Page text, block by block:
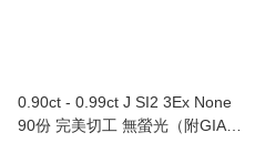
0.90ct - 0.99ct J SI2 3Ex None
90份 完美切工 無螢光（附GIA證